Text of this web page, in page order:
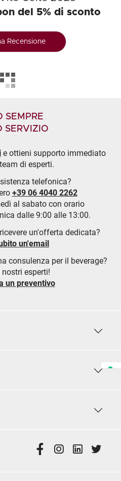
del 5% di sconto
Recensione
SEMPRE
SERVIZIO
e ottieni supporto immediato
di esperti.
telefonica?
+39 06 4040 2262
al sabato con orario
dalle 9:00 alle 13:00.
un'offerta dedicata?
un'email
consulenza per il beverage?
esperti!
un preventivo